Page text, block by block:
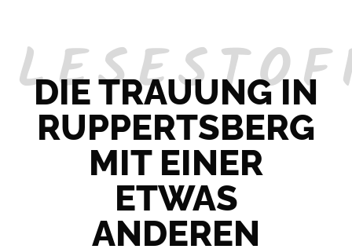
DIE TRAUUNG IN
RUPPERTSBERG
MIT EINER
ETWAS
ANDEREN